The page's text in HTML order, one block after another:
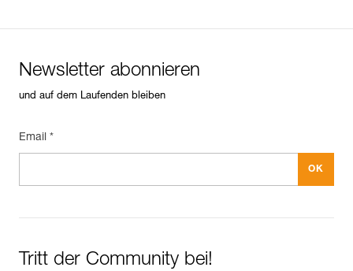
Newsletter abonnieren
und auf dem Laufenden bleiben
Email *
Tritt der Community bei!